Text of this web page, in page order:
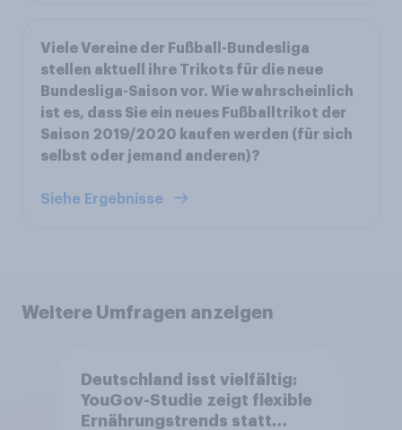
Viele Vereine der Fußball-Bundesliga
stellen aktuell ihre Trikots für die neue
Bundesliga-Saison vor. Wie wahrscheinlich
ist es, dass Sie ein neues Fußballtrikot der
Saison 2019/2020 kaufen werden (für sich
selbst oder jemand anderen)?
Siehe Ergebnisse
Weitere Umfragen anzeigen
Deutschland isst vielfältig:
YouGov-Studie zeigt flexible
Ernährungstrends statt